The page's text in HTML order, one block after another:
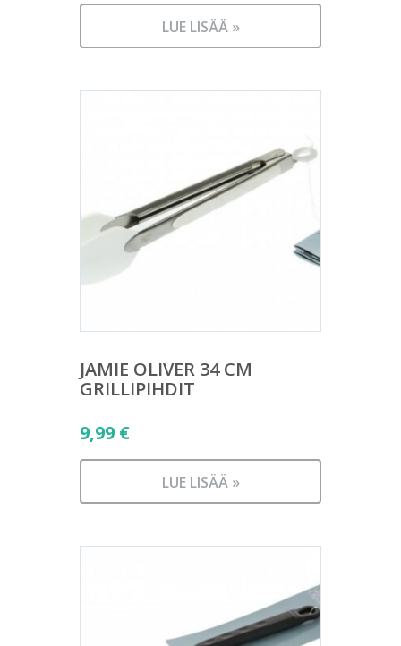
LUE LISÄÄ »
JAMIE OLIVER 34 CM
GRILLIPIHDIT
9,99 €
LUE LISÄÄ »